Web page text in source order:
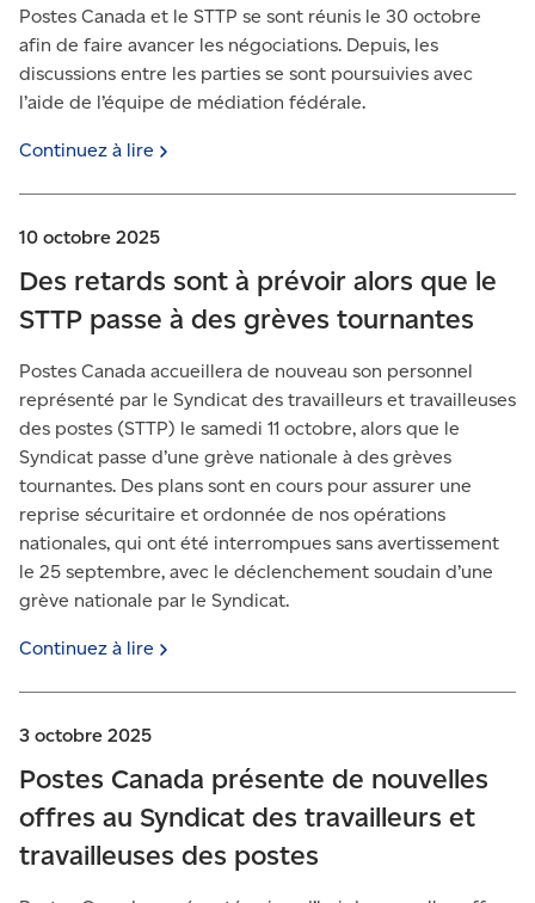
Postes Canada et le STTP se sont réunis le 30 octobre
afin de faire avancer les négociations. Depuis, les
discussions entre les parties se sont poursuivies avec
l’aide de l’équipe de médiation fédérale.
Continuez à lire
10 octobre 2025
Des retards sont à prévoir alors que le
STTP passe à des grèves tournantes
Postes Canada accueillera de nouveau son personnel
représenté par le Syndicat des travailleurs et travailleuses
des postes (STTP) le samedi 11 octobre, alors que le
Syndicat passe d’une grève nationale à des grèves
tournantes. Des plans sont en cours pour assurer une
reprise sécuritaire et ordonnée de nos opérations
nationales, qui ont été interrompues sans avertissement
le 25 septembre, avec le déclenchement soudain d’une
grève nationale par le Syndicat.
Continuez à lire
3 octobre 2025
Postes Canada présente de nouvelles
offres au Syndicat des travailleurs et
travailleuses des postes